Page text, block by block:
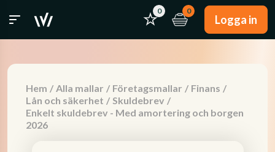
0 0
Logga in
Hem / Alla mallar / Företagsmallar / Finans /
Lån och säkerhet / Skuldebrev /
Enkelt skuldebrev - Med amortering och borgen
2026